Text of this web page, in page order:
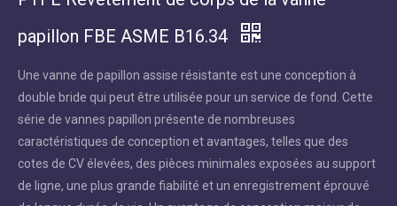
papillon FBE ASME B16.34
Une vanne de papillon assise résistante est une conception à
double bride qui peut être utilisée pour un service de fond. Cette
série de vannes papillon présente de nombreuses
caractéristiques de conception et avantages, telles que des
cotes de CV élevées, des pièces minimales exposées au support
de ligne, une plus grande fiabilité et un enregistrement éprouvé